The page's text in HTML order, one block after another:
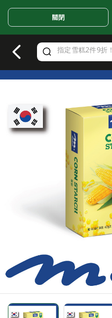
Valid Until 30 June 2026
關閉